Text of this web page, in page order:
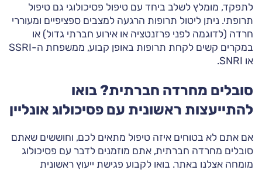
לתפקד, מומלץ לשלב ביחד עם טיפול פסיכולוגי גם טיפול
תרופתי. ניתן ליטול תרופות הרגעה למצבים ספציפיים ומעוררי
חרדה (לדוגמה לפני פרזנטציה או אירוע חברתי גדול) או
במקרים קשים לקחת תרופות באופן קבוע, ממשפחת ה-SSRI
או SNRI.
סובלים מחרדה חברתית? בואו
להתייעצות ראשונית עם פסיכולוג אונליין
אם אתם לא בטוחים איזה טיפול מתאים לכם, וחוששים שאתם
סובלים מחרדה חברתית, אתם מוזמנים לדבר עם פסיכולוג
מומחה אצלנו באתר. בואו לקבוע פגישת ייעוץ ראשונית